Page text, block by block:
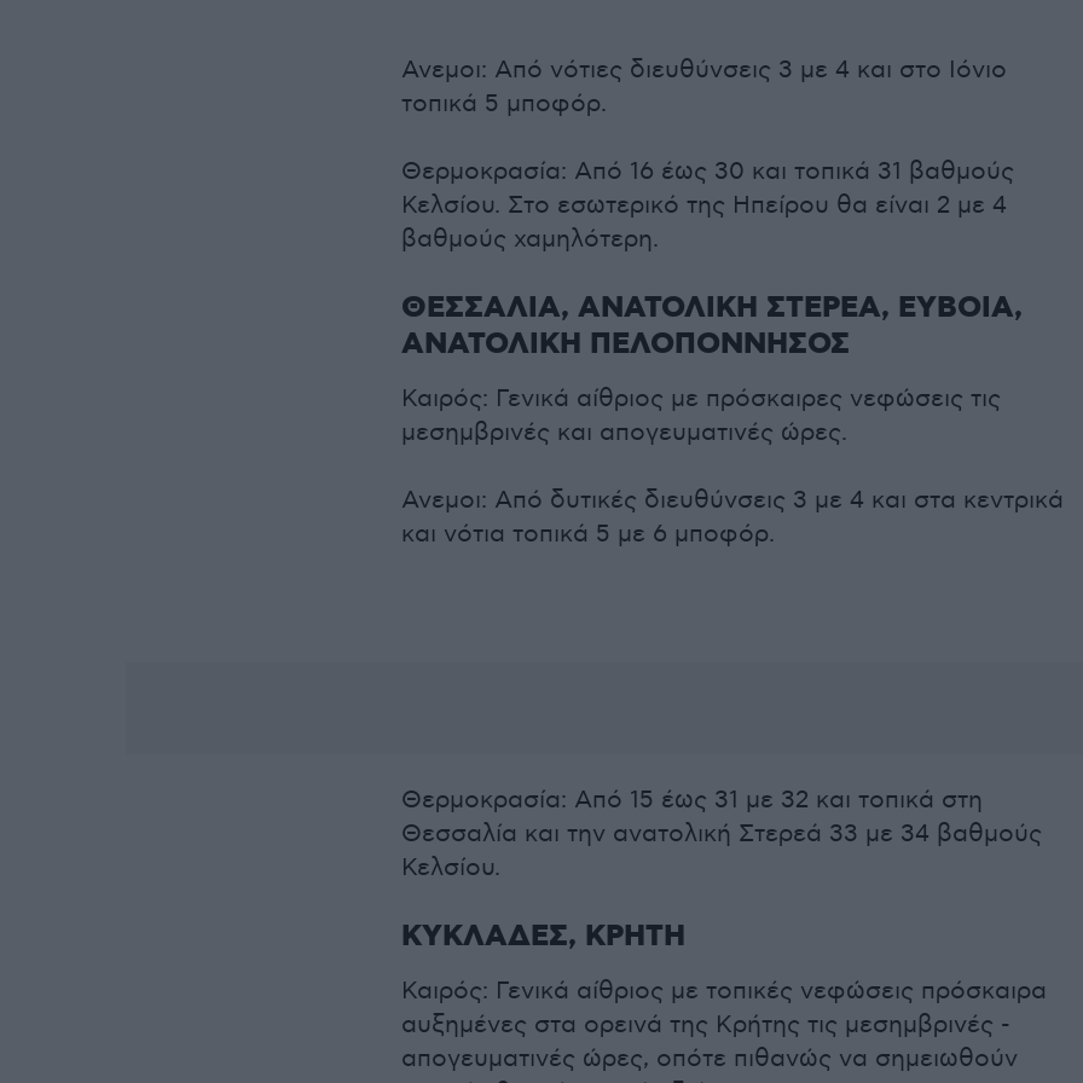
Ανεμοι: Από νότιες διευθύνσεις 3 με 4 και στο Ιόνιο
τοπικά 5 μποφόρ.
Θερμοκρασία: Από 16 έως 30 και τοπικά 31 βαθμούς
Κελσίου. Στο εσωτερικό της Ηπείρου θα είναι 2 με 4
βαθμούς χαμηλότερη.
ΘΕΣΣΑΛΙΑ, ΑΝΑΤΟΛΙΚΗ ΣΤΕΡΕΑ, ΕΥΒΟΙΑ,
ΑΝΑΤΟΛΙΚΗ ΠΕΛΟΠΟΝΝΗΣΟΣ
Καιρός: Γενικά αίθριος με πρόσκαιρες νεφώσεις τις
μεσημβρινές και απογευματινές ώρες.
Ανεμοι: Από δυτικές διευθύνσεις 3 με 4 και στα κεντρικά
και νότια τοπικά 5 με 6 μποφόρ.
Θερμοκρασία: Από 15 έως 31 με 32 και τοπικά στη
Θεσσαλία και την ανατολική Στερεά 33 με 34 βαθμούς
Κελσίου.
ΚΥΚΛΑΔΕΣ, ΚΡΗΤΗ
Καιρός: Γενικά αίθριος με τοπικές νεφώσεις πρόσκαιρα
αυξημένες στα ορεινά της Κρήτης τις μεσημβρινές -
απογευματινές ώρες, οπότε πιθανώς να σημειωθούν